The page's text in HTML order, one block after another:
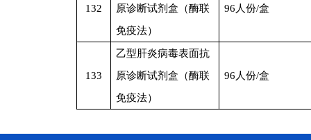
132
原诊断试剂盒（酶联
免疫法）
96 人份/盒
133
乙型肝炎病毒表面抗
原诊断试剂盒（酶联
免疫法）
96 人份/盒